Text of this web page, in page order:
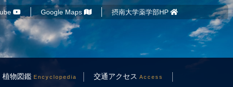
Google Maps 摂南大学薬学部HP
植物図鑑 Encyclopedia 交通アクセス Access